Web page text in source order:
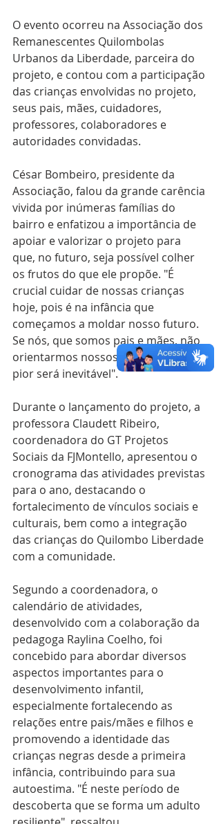
O evento ocorreu na Associação dos
Remanescentes Quilombolas
Urbanos da Liberdade, parceira do
projeto, e contou com a participação
das crianças envolvidas no projeto,
seus pais, mães, cuidadores,
professores, colaboradores e
autoridades convidadas.
César Bombeiro, presidente da
Associação, falou da grande carência
vivida por inúmeras famílias do
bairro e enfatizou a importância de
apoiar e valorizar o projeto para
que, no futuro, seja possível colher
os frutos do que ele propõe. "É
crucial cuidar de nossas crianças
hoje, pois é na infância que
começamos a moldar nosso futuro.
Se nós, que somos pais e mães, não
orientarmos nossos filhos agora, o
pior será inevitável".
Durante o lançamento do projeto, a
professora Claudett Ribeiro,
coordenadora do GT Projetos
Sociais da FJMontello, apresentou o
cronograma das atividades previstas
para o ano, destacando o
fortalecimento de vínculos sociais e
culturais, bem como a integração
das crianças do Quilombo Liberdade
com a comunidade.
Segundo a coordenadora, o
calendário de atividades,
desenvolvido com a colaboração da
pedagoga Raylina Coelho, foi
concebido para abordar diversos
aspectos importantes para o
desenvolvimento infantil,
especialmente fortalecendo as
relações entre pais/mães e filhos e
promovendo a identidade das
crianças negras desde a primeira
infância, contribuindo para sua
autoestima. "É neste período de
descoberta que se forma um adulto